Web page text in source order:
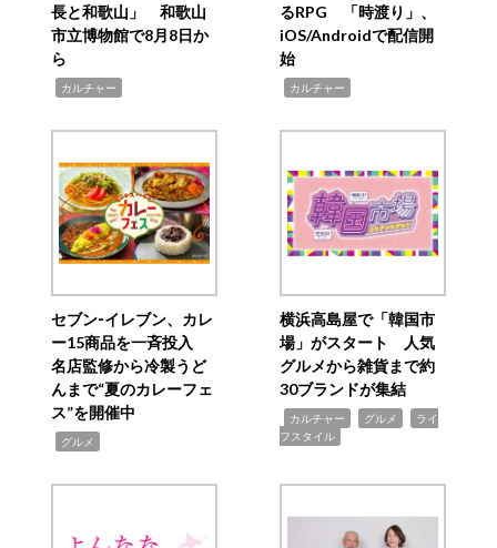
長と和歌山」 和歌山
市立博物館で8月8日か
ら
カルチャー
るRPG 「時渡り」、
iOS/Androidで配信開
始
カルチャー
セブン‐イレブン、カレ
ー15商品を一斉投入
名店監修から冷製うど
んまで“夏のカレーフェ
ス”を開催中
グルメ
横浜高島屋で「韓国市
場」がスタート 人気
グルメから雑貨まで約
30ブランドが集結
カルチャー グルメ
ライ
フスタイル